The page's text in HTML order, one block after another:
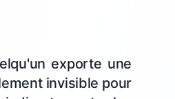
exporte une
invisible pour